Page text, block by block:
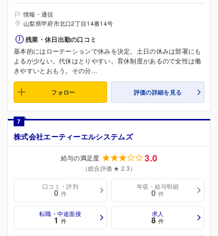
情報・通信
山梨県甲府市北口2丁目14番14号
残業・休日出勤の口コミ
基本的にはローテーションで休みを決定。土日の休みは部署にも
よるが少ない。代休はとりやすい。育休制度があるので女性は働
きやすいとおもう。その分...
フォロー 評価の詳細を見る
7
株式会社エーティーエルシステムズ
給与の満足度 3.0
（総合評価 ★ 2.3）
口コミ・評判
0 件
年収・給与明細
0 件
転職・中途面接
1 件
求人
8 件